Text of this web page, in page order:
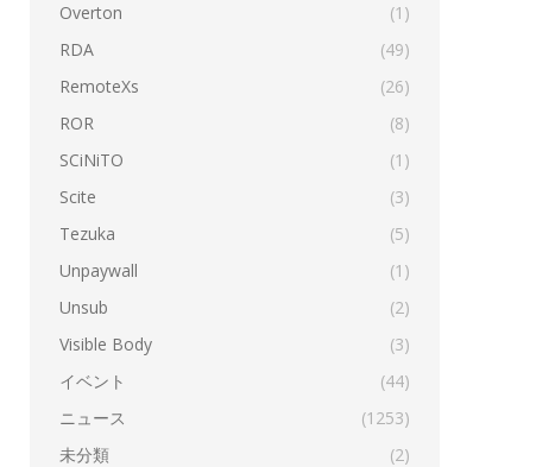
Overton
(1)
RDA
(49)
RemoteXs
(26)
ROR
(8)
SCiNiTO
(1)
Scite
(3)
Tezuka
(5)
Unpaywall
(1)
Unsub
(2)
Visible Body
(3)
イベント
(44)
ニュース
(1253)
未分類
(2)